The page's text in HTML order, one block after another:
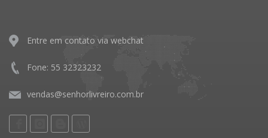
Entre em contato via webchat
Fone: 55 32323232
vendas@senhorlivreiro.com.br